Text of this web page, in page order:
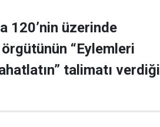
120’nin üzerinde
“Eylemleri
talimatı verdiği